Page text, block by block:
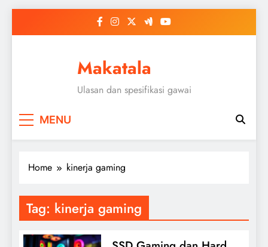
Makatala
Ulasan dan spesifikasi gawai
MENU
Home kinerja gaming
Tag: kinerja gaming